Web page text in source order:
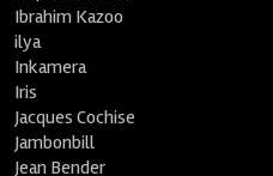
Ibrahim Kazoo
ilya
Inkamera
Iris
Jacques Cochise
Jambonbill
Jean Bender